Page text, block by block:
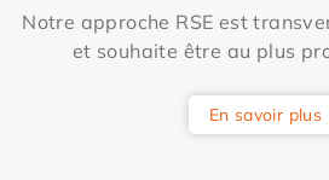
Notre approche RSE est
et souhaite être au plus
En savoir plus